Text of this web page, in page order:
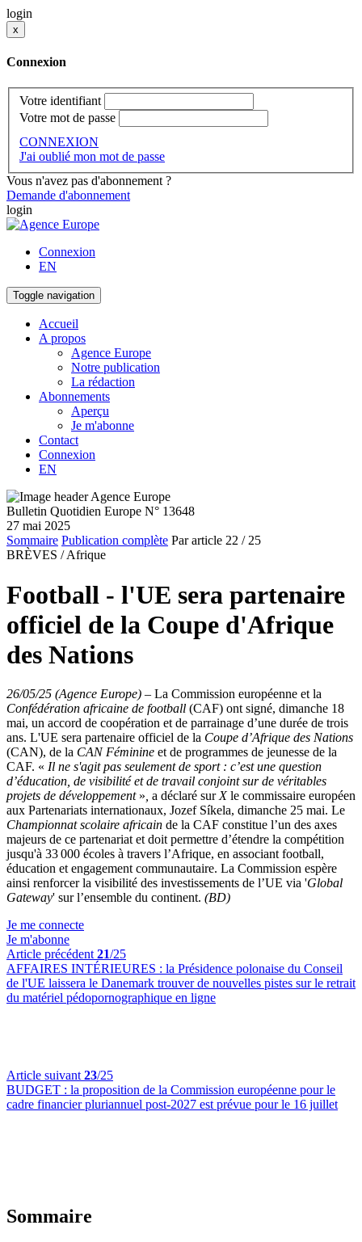
login
x
Connexion
Votre identifiant
Votre mot de passe
CONNEXION
J'ai oublié mon mot de passe
Vous n'avez pas d'abonnement ?
Demande d'abonnement
login
Connexion
EN
Toggle navigation
Accueil
A propos
Agence Europe
Notre publication
La rédaction
Abonnements
Aperçu
Je m'abonne
Contact
Connexion
EN
Bulletin Quotidien Europe N° 13648
27 mai 2025
Sommaire Publication complète Par article 22 / 25
BRÈVES / Afrique
Football - l'UE sera partenaire
officiel de la Coupe d'Afrique
des Nations
26/05/25 (Agence Europe) – La Commission européenne et la
Confédération africaine de football (CAF) ont signé, dimanche 18
mai, un accord de coopération et de parrainage d’une durée de trois
ans. L'UE sera partenaire officiel de la Coupe d’Afrique des Nations
(CAN), de la CAN Féminine et de programmes de jeunesse de la
CAF. « Il ne s'agit pas seulement de sport : c’est une question
d’éducation, de visibilité et de travail conjoint sur de véritables
projets de développement » a déclaré sur Xle commissaire européen
aux Partenariats internationaux, Jozef Síkela, dimanche 25 mai. Le
Championnat scolaire africain de la CAF constitue l’un des axes
majeurs de ce partenariat et doit permettre d’étendre la compétition
jusqu'à 33 000 écoles à travers l’Afrique, en associant football,
éducation et engagement communautaire. La Commission espère
ainsi renforcer la visibilité des investissements de l’UE via 'Global
Gateway' sur l’ensemble du continent. (BD)
Je me connecte
Je m'abonne
Article précédent 21/25
AFFAIRES INTÉRIEURES : la Présidence polonaise du Conseil
de l'UE laissera le Danemark trouver de nouvelles pistes sur le retrait
du matériel pédopornographique en ligne
Article suivant 23/25
BUDGET : la proposition de la Commission européenne pour le
cadre financier pluriannuel post-2027 est prévue pour le 16 juillet
Sommaire